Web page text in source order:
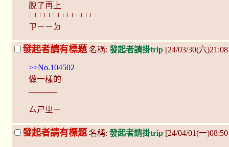
脫了再上
++++++++++++++
ㄗㄧㄧㄉ
發起者請有標題名稱: 發起者請掛trip [24/03/30(六
>>No.104502
做一樣的
ㄙㄕㄓㄧ
發起者請有標題 名稱: 發起者請掛trip [24/04/01(一